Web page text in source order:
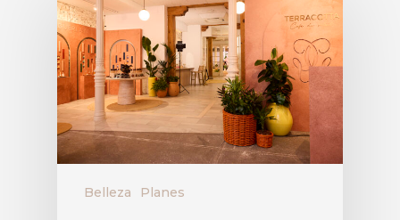
Belleza Planes